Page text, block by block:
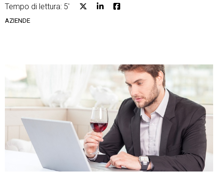
Ecommerce
Financial Solutions
HR
Trust Services
TeamSystem Corporate
Tempo di lettura: 5'
AZIENDE